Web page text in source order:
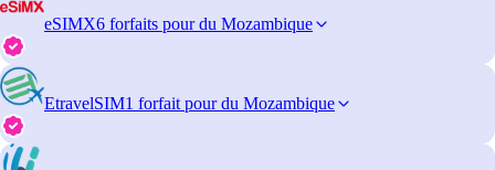
eSIMX6 forfaits pour du Mozambique
EtravelSIM1 forfait pour du Mozambique